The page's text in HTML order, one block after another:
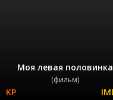
Моя левая половинка
(фильм)